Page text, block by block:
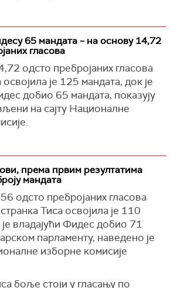
65 мандата – на основу 14,72
гласова
одсто пребројаних гласова
је 125 мандата, док је
добио 65 мандата, показују
на сајту Националне
према првим резултатима
мандата
одсто пребројаних гласова
Тиса освојила је 110
владајући Фидес добио 71
парламенту, наведено је
изборне комисије
боље стоји у гласању по